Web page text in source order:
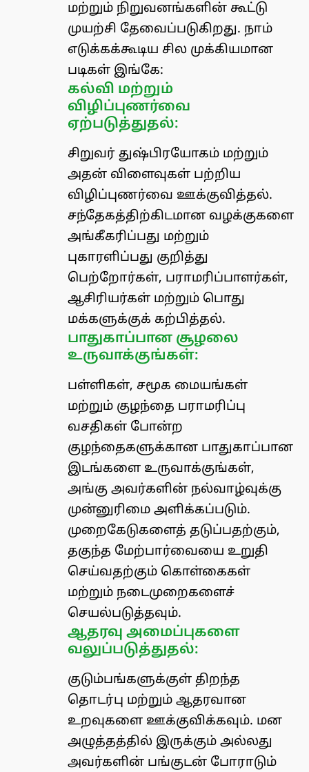
மற்றும் நிறுவனங்களின் கூட்டு
முயற்சி தேவைப்படுகிறது. நாம்
எடுக்கக்கூடிய சில முக்கியமான
படிகள் இங்கே:
கல்வி மற்றும்
விழிப்புணர்வை
ஏற்படுத்துதல்:
சிறுவர் துஷ்பிரயோகம் மற்றும்
அதன் விளைவுகள் பற்றிய
விழிப்புணர்வை ஊக்குவித்தல்.
சந்தேகத்திற்கிடமான வழக்குகளை
அங்கீகரிப்பது மற்றும்
புகாரளிப்பது குறித்து
பெற்றோர்கள், பராமரிப்பாளர்கள்,
ஆசிரியர்கள் மற்றும் பொது
மக்களுக்குக் கற்பித்தல்.
பாதுகாப்பான சூழலை
உருவாக்குங்கள்:
பள்ளிகள், சமூக மையங்கள்
மற்றும் குழந்தை பராமரிப்பு
வசதிகள் போன்ற
குழந்தைகளுக்கான பாதுகாப்பான
இடங்களை உருவாக்குங்கள்,
அங்கு அவர்களின் நல்வாழ்வுக்கு
முன்னுரிமை அளிக்கப்படும்.
முறைகேடுகளைத் தடுப்பதற்கும்,
தகுந்த மேற்பார்வையை உறுதி
செய்வதற்கும் கொள்கைகள்
மற்றும் நடைமுறைகளைச்
செயல்படுத்தவும்.
ஆதரவு அமைப்புகளை
வலுப்படுத்துதல்:
குடும்பங்களுக்குள் திறந்த
தொடர்பு மற்றும் ஆதரவான
உறவுகளை ஊக்குவிக்கவும். மன
அழுத்தத்தில் இருக்கும் அல்லது
அவர்களின் பங்குடன் போராடும்